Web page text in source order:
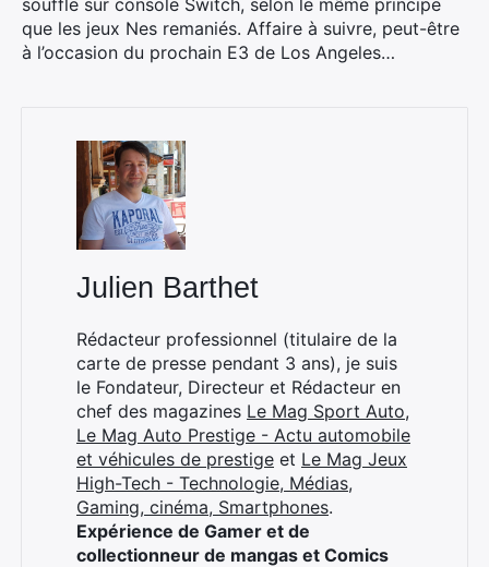
souffle sur console Switch, selon le même principe
que les jeux Nes remaniés. Affaire à suivre, peut-être
à l’occasion du prochain E3 de Los Angeles…
Julien Barthet
Rédacteur professionnel (titulaire de la
carte de presse pendant 3 ans), je suis
le Fondateur, Directeur et Rédacteur en
chef des magazines Le Mag Sport Auto,
Le Mag Auto Prestige - Actu automobile
et véhicules de prestige et Le Mag Jeux
High-Tech - Technologie, Médias,
Gaming, cinéma, Smartphones.
Expérience de Gamer et de
collectionneur de mangas et Comics